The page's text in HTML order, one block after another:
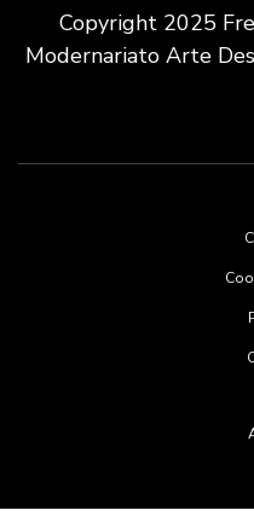
Copyright 2025
Modernariato Arte